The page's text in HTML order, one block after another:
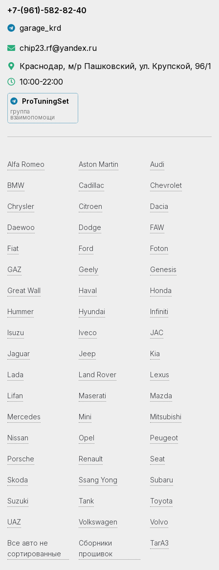
+7-(961)-582-82-40
garage_krd
chip23.rf@yandex.ru
Краснодар, м/р Пашковский, ул. Крупской, 96/1
10:00-22:00
ProTuningSet
группа
взаимопомощи
Alfa Romeo Aston Martin Audi
BMW Cadillac Chevrolet
Chrysler Citroen Dacia
Daewoo Dodge FAW
Fiat Ford Foton
GAZ Geely Genesis
Great Wall Haval Honda
Hummer Hyundai Infiniti
Isuzu Iveco JAC
Jaguar Jeep Kia
Lada Land Rover Lexus
Lifan Maserati Mazda
Mercedes Mini Mitsubishi
Nissan Opel Peugeot
Porsche Renault Seat
Skoda Ssang Yong Subaru
Suzuki Tank Toyota
UAZ Volkswagen Volvo
Все авто не
сортированные
Сборники
прошивок
ТагАЗ